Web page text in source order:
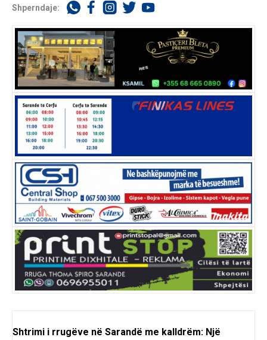
Shperndaje:
Shtrimi i rrugëve në Sarandë me kalldrëm: Një